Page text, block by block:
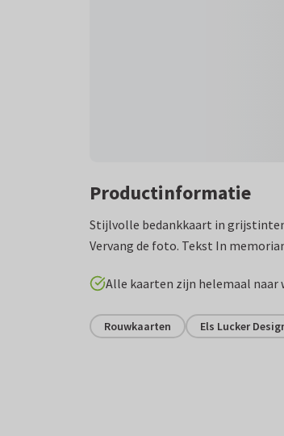
Productinformatie
Stijlvolle bedankkaart in
Vervang de foto. Tekst In
Alle kaarten zijn helemaal naar
Rouwkaarten Els Lucker